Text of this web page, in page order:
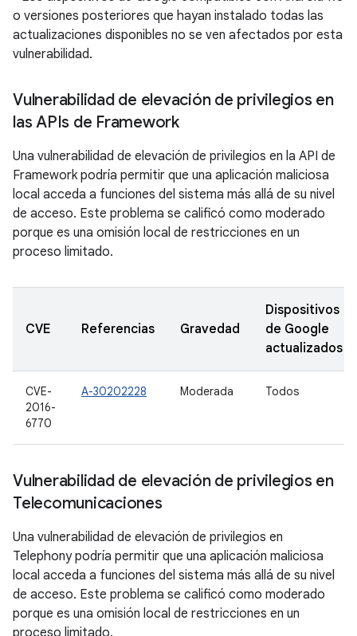
o versiones posteriores que hayan instalado todas las
actualizaciones disponibles no se ven afectados por esta
vulnerabilidad.
Vulnerabilidad de elevación de privilegios en
las APIs de Framework
Una vulnerabilidad de elevación de privilegios en la API de
Framework podría permitir que una aplicación maliciosa
local acceda a funciones del sistema más allá de su nivel
de acceso. Este problema se calificó como moderado
porque es una omisión local de restricciones en un
proceso limitado.
CVE Referencias Gravedad
Dispositivos
de Google
actualizados
CVE-
2016-
6770
A-30202228 Moderada Todos
Vulnerabilidad de elevación de privilegios en
Telecomunicaciones
Una vulnerabilidad de elevación de privilegios en
Telephony podría permitir que una aplicación maliciosa
local acceda a funciones del sistema más allá de su nivel
de acceso. Este problema se calificó como moderado
porque es una omisión local de restricciones en un
proceso limitado.